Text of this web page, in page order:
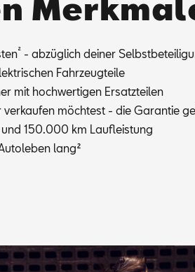
² - ab­züg­lich dei­ner
Fahr­zeug­tei­le
mit hoch­wer­ti­gen Er­satz­tei­len
ver­kau­fen möch­test - die Ga­ran­tie
150.000 km Lauf­leis­tung
lang²